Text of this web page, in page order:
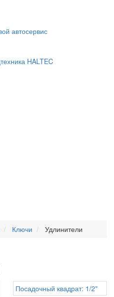
Ключи Удлинители
Посадочный квадрат: 1/2"